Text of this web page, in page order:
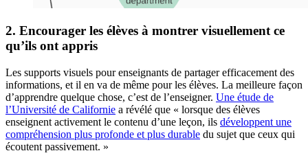
2. Encourager les élèves à montrer visuellement ce
qu’ils ont appris
Les supports visuels pour enseignants de partager efficacement des
informations, et il en va de même pour les élèves. La meilleure façon
d’apprendre quelque chose, c’est de l’enseigner. Une étude de
l’Université de Californie a révélé que « lorsque des élèves
enseignent activement le contenu d’une leçon, ils développent une
compréhension plus profonde et plus durable du sujet que ceux qui
écoutent passivement. »